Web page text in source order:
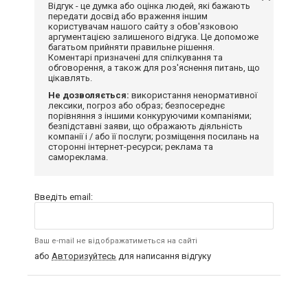
Відгук - це думка або оцінка людей, які бажають
передати досвід або враження іншим
користувачам нашого сайту з обов'язковою
аргументацією залишеного відгука. Це допоможе
багатьом прийняти правильне рішення.
Коментарі призначені для спілкування та
обговорення, а також для роз'яснення питань, що
цікавлять.
Не дозволяється: використання ненормативної
лексики, погроз або образ; безпосереднє
порівняння з іншими конкуруючими компаніями;
безпідставні заяви, що ображають діяльність
компанії і / або її послуги; розміщення посилань на
сторонні інтернет-ресурси; реклама та
самореклама.
Введіть email:
Ваш e-mail не відображатиметься на сайті
або Авторизуйтесь для написання відгуку